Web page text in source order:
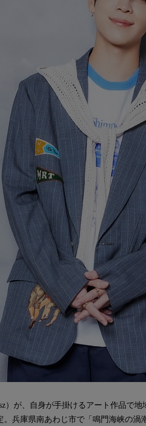
）が、自身が手掛けるアート作品で
。兵庫県南あわじ市で「鳴門海峡の渦